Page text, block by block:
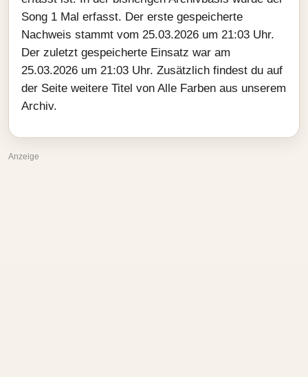
Song 1 Mal erfasst. Der erste gespeicherte
Nachweis stammt vom 25.03.2026 um 21:03 Uhr.
Der zuletzt gespeicherte Einsatz war am
25.03.2026 um 21:03 Uhr. Zusätzlich findest du auf
der Seite weitere Titel von Alle Farben aus unserem
Archiv.
Anzeige